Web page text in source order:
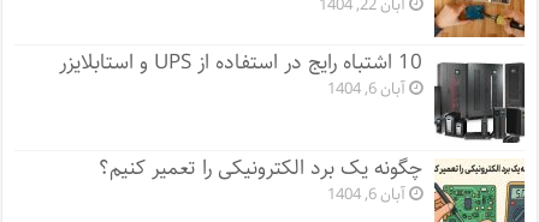
10 اشتباه رایج در استفاده از UPS و استابلایزر
آبان 6, 1404
چگونه یک برد الکترونیکی را تعمیر کنیم؟
آبان 6, 1404